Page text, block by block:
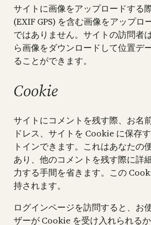
サイトに画像をアップロードする
(EXIF GPS) を含む画像をアップロ
ではありません。サイトの訪問者
ら画像をダウンロードして位置デ
ることができます。
Cookie
サイトにコメントを残す際、お名
ドレス、サイトを Cookie に保存
トインできます。これはあなたの
あり、他のコメントを残す際に詳
力する手間を省きます。この
持されます。
ログインページを訪問すると、お
ザーが Cookie を受け入れられる